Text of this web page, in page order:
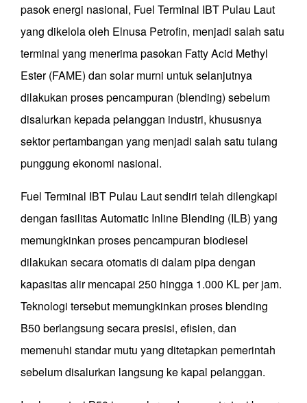
pasok energi nasional, Fuel Terminal IBT Pulau Laut
yang dikelola oleh Elnusa Petrofin, menjadi salah satu
terminal yang menerima pasokan Fatty Acid Methyl
Ester (FAME) dan solar murni untuk selanjutnya
dilakukan proses pencampuran (blending) sebelum
disalurkan kepada pelanggan industri, khususnya
sektor pertambangan yang menjadi salah satu tulang
punggung ekonomi nasional.
Fuel Terminal IBT Pulau Laut sendiri telah dilengkapi
dengan fasilitas Automatic Inline Blending (ILB) yang
memungkinkan proses pencampuran biodiesel
dilakukan secara otomatis di dalam pipa dengan
kapasitas alir mencapai 250 hingga 1.000 KL per jam.
Teknologi tersebut memungkinkan proses blending
B50 berlangsung secara presisi, efisien, dan
memenuhi standar mutu yang ditetapkan pemerintah
sebelum disalurkan langsung ke kapal pelanggan.